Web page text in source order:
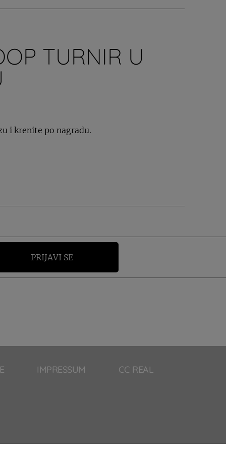
TURNIR U
i krenite po nagradu.
PRIJAVI SE
IMPRESSUM CC REAL